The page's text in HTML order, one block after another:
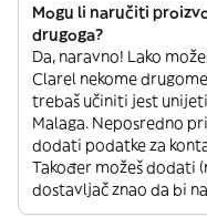
Mogu li naručiti
drugoga?
Da, naravno! Lako
Clarel nekome
trebaš učiniti jest
Malaga. Neposredno
dodati podatke za
Također možeš dodati
dostavljač znao da bi